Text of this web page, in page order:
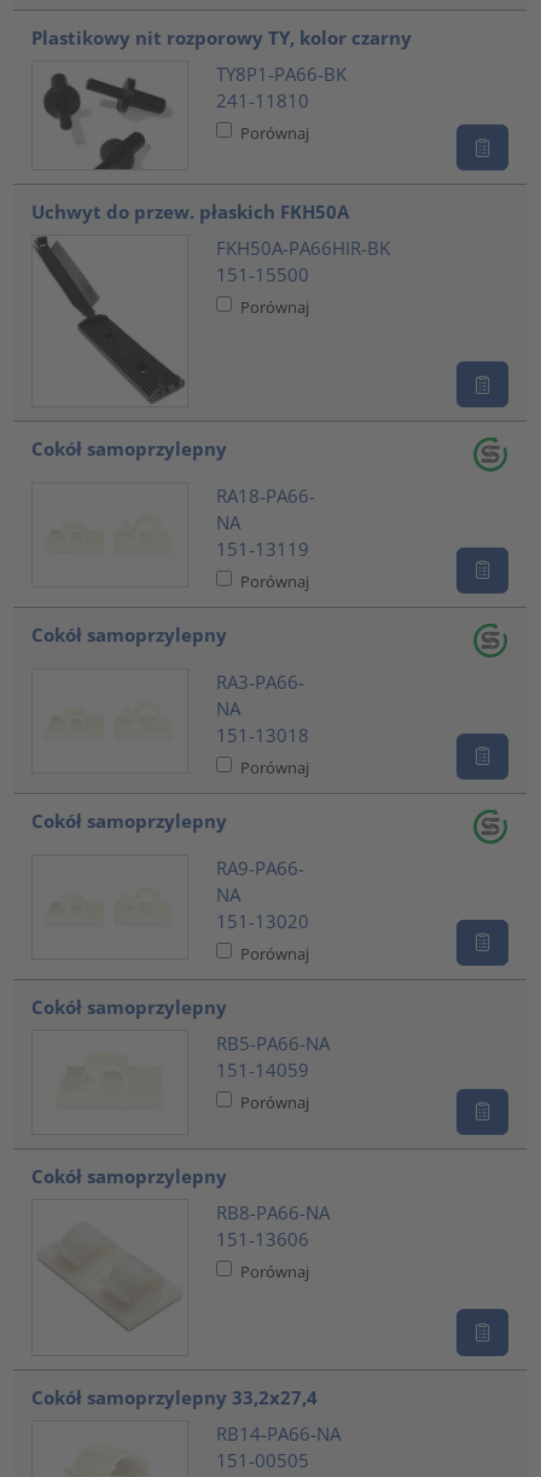
Plastikowy nit rozporowy TY, kolor czarny
TY8P1-PA66-BK
241-11810
Porównaj
Uchwyt do przew. płaskich FKH50A
FKH50A-PA66HIR-BK
151-15500
Porównaj
Cokół samoprzylepny
RA18-PA66-
NA
151-13119
Porównaj
Cokół samoprzylepny
RA3-PA66-
NA
151-13018
Porównaj
Cokół samoprzylepny
RA9-PA66-
NA
151-13020
Porównaj
Cokół samoprzylepny
RB5-PA66-NA
151-14059
Porównaj
Cokół samoprzylepny
RB8-PA66-NA
151-13606
Porównaj
Cokół samoprzylepny 33,2x27,4
RB14-PA66-NA
151-00505